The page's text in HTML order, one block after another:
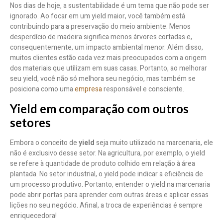
Nos dias de hoje, a sustentabilidade é um tema que não pode ser
ignorado. Ao focar em um yield maior, você também está
contribuindo para a preservação do meio ambiente. Menos
desperdício de madeira significa menos árvores cortadas e,
consequentemente, um impacto ambiental menor. Além disso,
muitos clientes estão cada vez mais preocupados com a origem
dos materiais que utilizam em suas casas. Portanto, ao melhorar
seu yield, você não só melhora seu negócio, mas também se
posiciona como umaempresaresponsável e consciente.
Yield em comparação com outros
setores
Embora o conceito deyieldseja muito utilizado na marcenaria, ele
não é exclusivo desse setor. Na agricultura, por exemplo, o yield
se refere à quantidade de produto colhido em relação à área
plantada. No setor industrial, o yield pode indicar a eficiência de
um processo produtivo. Portanto, entender o yield na marcenaria
pode abrir portas para aprender com outras áreas e aplicar essas
lições no seu negócio. Afinal, a troca de experiências é sempre
enriquecedora!